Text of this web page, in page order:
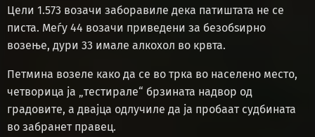
Цели 1.573 возачи заборавиле дека патиштата не се
писта. Меѓу 44 возачи приведени за безобѕирно
возење, дури 33 имале алкохол во крвта.
Петмина возеле како да се во трка во населено место,
четворица ја „тестирале“ брзината надвор од
градовите, а двајца одлучиле да ја пробаат судбината
во забранет правец.